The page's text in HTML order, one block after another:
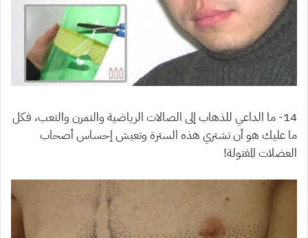
14- ما الداعي للذهاب إلى الصالات الرياضية والتمرن والتعب، فكل
ما عليك هو أن تشتري هذه السترة وتعيش إحساس أصحاب
العضلات المفتولة!